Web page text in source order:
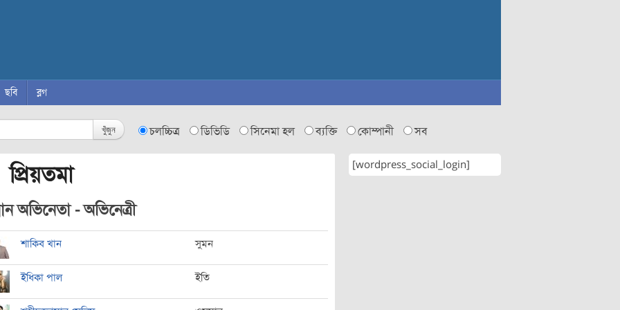
ছবি ব্লগ
খুঁজুন চলচ্চিত্র ডিভিডি সিনেমা হল ব্যক্তি কোম্পানী সব
অভিনেতা - অভিনেত্রী
শাকিব খান সুমন
ইধিকা পাল ইতি
[wordpress_social_login]